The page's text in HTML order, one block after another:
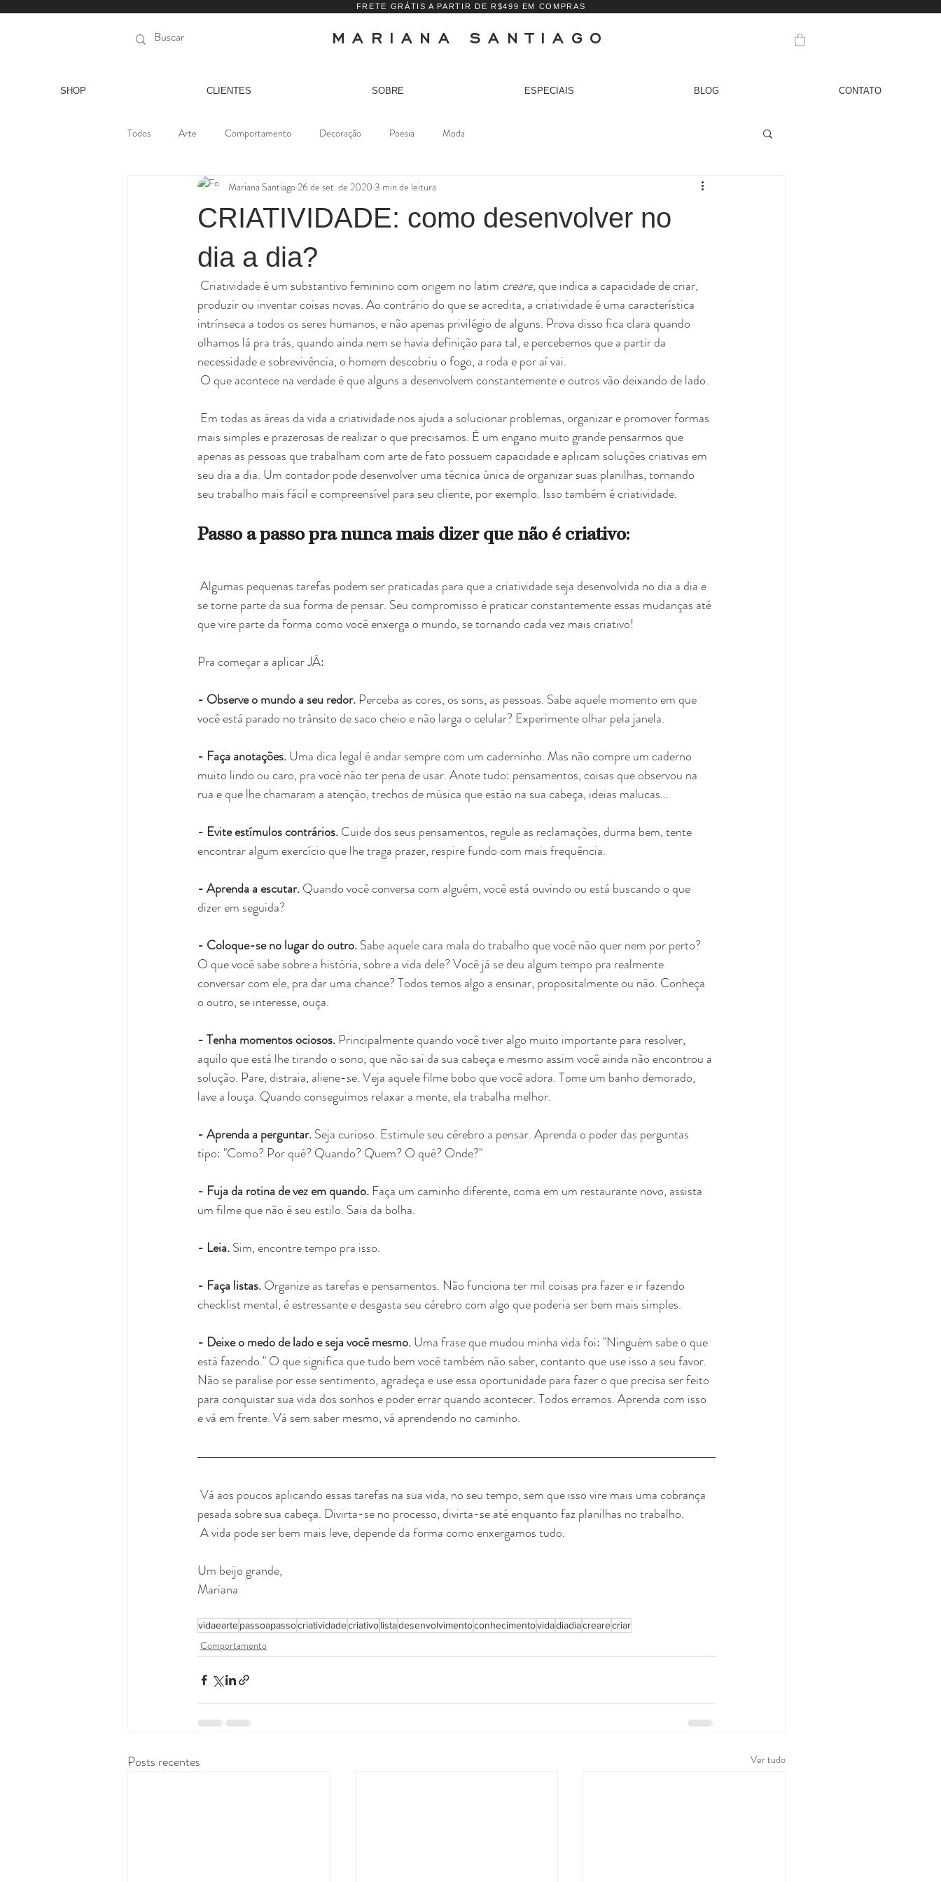
FRETE GRÁTIS A PARTIR DE R$499 EM COMPRAS
MARIANA SANTIAGO
SHOP CLIENTES SOBRE ESPECIAIS BLOG CONTATO
Todos Arte Comportamento Decoração Poesia Moda
CRIATIVIDADE: como desenvolver no
dia a dia?
Mariana Santiago 26 de set. de 2020 3 min de leitura
Criatividade é um substantivo feminino com origem no latim creare, que indica a capacidade de criar,
produzir ou inventar coisas novas. Ao contrário do que se acredita, a criatividade é uma característica
intrínseca a todos os seres humanos, e não apenas privilégio de alguns. Prova disso fica clara quando
olhamos lá pra trás, quando ainda nem se havia definição para tal, e percebemos que a partir da
necessidade e sobrevivência, o homem descobriu o fogo, a roda e por aí vai.
O que acontece na verdade é que alguns a desenvolvem constantemente e outros vão deixando de lado.
mais simples e prazerosas de realizar o que precisamos. É um engano muito grande pensarmos que
apenas as pessoas que trabalham com arte de fato possuem capacidade e aplicam soluções criativas em
seu dia a dia. Um contador pode desenvolver uma técnica única de organizar suas planilhas, tornando
seu trabalho mais fácil e compreensível para seu cliente, por exemplo. Isso também é criatividade.
Passo a passo pra nunca mais dizer que não é criativo:
se torne parte da sua forma de pensar. Seu compromisso é praticar constantemente essas mudanças até
que vire parte da forma como você enxerga o mundo, se tornando cada vez mais criativo!
Pra começar a aplicar JÁ:
- Observe o mundo a seu redor. Perceba as cores, os sons, as pessoas. Sabe aquele momento em que
você está parado no trânsito de saco cheio e não larga o celular? Experimente olhar pela janela.
- Faça anotações. Uma dica legal é andar sempre com um caderninho. Mas não compre um caderno
muito lindo ou caro, pra você não ter pena de usar. Anote tudo: pensamentos, coisas que observou na
rua e que lhe chamaram a atenção, trechos de música que estão na sua cabeça, ideias malucas...
- Evite estímulos contrários. Cuide dos seus pensamentos, regule as reclamações, durma bem, tente
encontrar algum exercício que lhe traga prazer, respire fundo com mais frequência.
- Aprenda a escutar. Quando você conversa com alguém, você está ouvindo ou está buscando o que
dizer em seguida?
- Coloque-se no lugar do outro. Sabe aquele cara mala do trabalho que você não quer nem por perto?
O que você sabe sobre a história, sobre a vida dele? Você já se deu algum tempo pra realmente
conversar com ele, pra dar uma chance? Todos temos algo a ensinar, propositalmente ou não. Conheça
o outro, se interesse, ouça.
- Tenha momentos ociosos. Principalmente quando você tiver algo muito importante para resolver,
aquilo que está lhe tirando o sono, que não sai da sua cabeça e mesmo assim você ainda não encontrou a
solução. Pare, distraia, aliene-se. Veja aquele filme bobo que você adora. Tome um banho demorado,
lave a louça. Quando conseguimos relaxar a mente, ela trabalha melhor.
- Aprenda a perguntar. Seja curioso. Estimule seu cérebro a pensar. Aprenda o poder das perguntas
tipo: "Como? Por quê? Quando? Quem? O quê? Onde?"
- Fuja da rotina de vez em quando. Faça um caminho diferente, coma em um restaurante novo, assista
um filme que não é seu estilo. Saia da bolha.
- Leia. Sim, encontre tempo pra isso.
- Faça listas. Organize as tarefas e pensamentos. Não funciona ter mil coisas pra fazer e ir fazendo
checklist mental, é estressante e desgasta seu cérebro com algo que poderia ser bem mais simples.
- Deixe o medo de lado e seja você mesmo. Uma frase que mudou minha vida foi: "Ninguém sabe o que
está fazendo." O que significa que tudo bem você também não saber, contanto que use isso a seu favor.
Não se paralise por esse sentimento, agradeça e use essa oportunidade para fazer o que precisa ser feito
para conquistar sua vida dos sonhos e poder errar quando acontecer. Todos erramos. Aprenda com isso
e vá em frente. Vá sem saber mesmo, vá aprendendo no caminho.
pesada sobre sua cabeça. Divirta-se no processo, divirta-se até enquanto faz planilhas no trabalho.
A vida pode ser bem mais leve, depende da forma como enxergamos tudo.
Um beijo grande,
Mariana
vidaeartepassoapassocriatividadecriativolistadesenvolvimentoconhecimentovidadiadiacrearecriar
Comportamento
Posts recentes Ver tudo